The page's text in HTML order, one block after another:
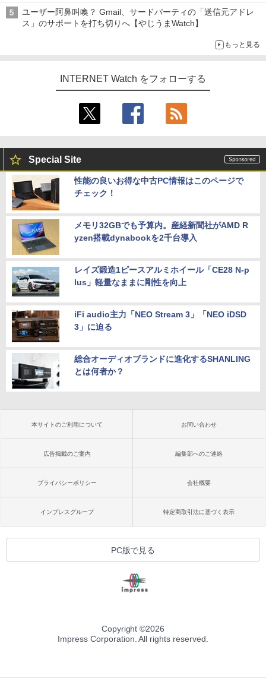
ユーザー阿鼻叫喚？ Gmail、サードパーティの「送信元アドレ
ス」のサポートを打ち切りへ【やじうまWatch】
もっと見る
INTERNET Watch をフォローする
Special Site
性能の良いお得な中古PC情報はこのページで
チェック！
メモリ32GBでも予算内。産経新聞社がAMD R
yzen搭載dynabookを2千台導入
レイズ鍛造1ピースアルミホイール「CE28 N-p
lus」軽量なままに剛性を向上
iFi audio主力「NEO Stream 3」「NEO iDSD
3」に迫る
総合オーディオブランドに進化するSHANLING
とは何者か？
本サイトのご利用について お問い合わせ
広告掲載のご案内 編集部へのご連絡
プライバシーポリシー 会社概要
インプレスグループ 特定商取引法に基づく表示
PC版で見る
Copyright ©2026
Impress Corporation. All rights reserved.